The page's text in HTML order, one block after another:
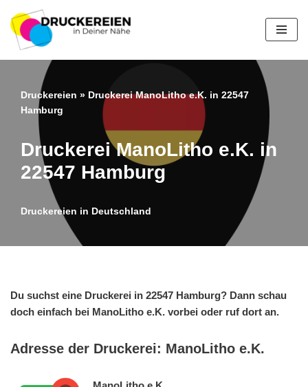
Zum
Inhalt
springen
Druckereien » Druckerei ManoLitho e.K. in 22547
Hamburg
Druckerei ManoLitho e.K. in
22547 Hamburg
Druckereien in Deutschland
Du suchst eine Druckerei in 22547 Hamburg? Dann schau
doch einfach bei ManoLitho e.K. vorbei oder ruf dort an.
Adresse der Druckerei: ManoLitho e.K.